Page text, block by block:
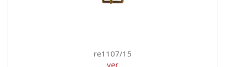
re1107/15
ver